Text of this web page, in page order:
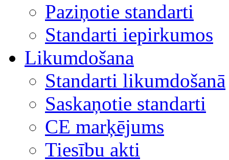
Paziņotie standarti
Standarti iepirkumos
Likumdošana
Standarti likumdošanā
Saskaņotie standarti
CE marķējums
Tiesību akti